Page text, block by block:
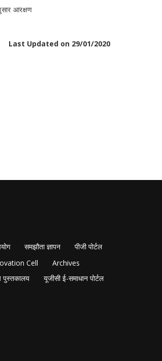
आरक्षण
Last Updated on 29/01/2020
समझौता ज्ञापन
पीजी पोर्टल
Cell
Archives
पुस्तकालय यूजीसी ई-समाधान पोर्टल